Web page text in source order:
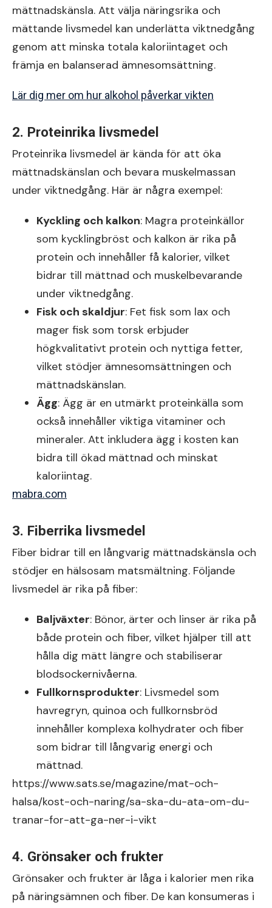
mättnadskänsla. Att välja näringsrika och
mättande livsmedel kan underlätta viktnedgång
genom att minska totala kaloriintaget och
främja en balanserad ämnesomsättning.
Lär dig mer om hur alkohol påverkar vikten
2. Proteinrika livsmedel
Proteinrika livsmedel är kända för att öka
mättnadskänslan och bevara muskelmassan
under viktnedgång. Här är några exempel:
Kyckling och kalkon: Magra proteinkällor
som kycklingbröst och kalkon är rika på
protein och innehåller få kalorier, vilket
bidrar till mättnad och muskelbevarande
under viktnedgång.
Fisk och skaldjur: Fet fisk som lax och
mager fisk som torsk erbjuder
högkvalitativt protein och nyttiga fetter,
vilket stödjer ämnesomsättningen och
mättnadskänslan.
Ägg: Ägg är en utmärkt proteinkälla som
också innehåller viktiga vitaminer och
mineraler. Att inkludera ägg i kosten kan
bidra till ökad mättnad och minskat
kaloriintag.
mabra.com
3. Fiberrika livsmedel
Fiber bidrar till en långvarig mättnadskänsla och
stödjer en hälsosam matsmältning. Följande
livsmedel är rika på fiber:
Baljväxter: Bönor, ärter och linser är rika på
både protein och fiber, vilket hjälper till att
hålla dig mätt längre och stabiliserar
blodsockernivåerna.
Fullkornsprodukter: Livsmedel som
havregryn, quinoa och fullkornsbröd
innehåller komplexa kolhydrater och fiber
som bidrar till långvarig energi och
mättnad.
https://www.sats.se/magazine/mat-och-
halsa/kost-och-naring/sa-ska-du-ata-om-du-
tranar-for-att-ga-ner-i-vikt
4. Grönsaker och frukter
Grönsaker och frukter är låga i kalorier men rika
på näringsämnen och fiber. De kan konsumeras i